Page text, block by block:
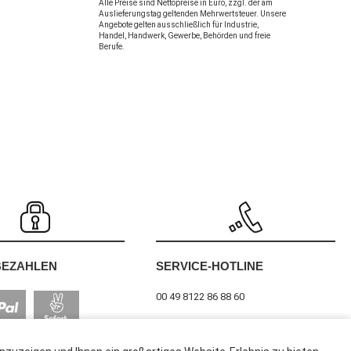
Alle Preise sind Nettopreise in Euro, zzgl. der am
Auslieferungstag geltenden Mehrwertsteuer. Unsere
Angebote gelten ausschließlich für Industrie,
Handel, Handwerk, Gewerbe, Behörden und freie
Berufe.
SERVICE-HOTLINE
00 49 8122 86 88 60